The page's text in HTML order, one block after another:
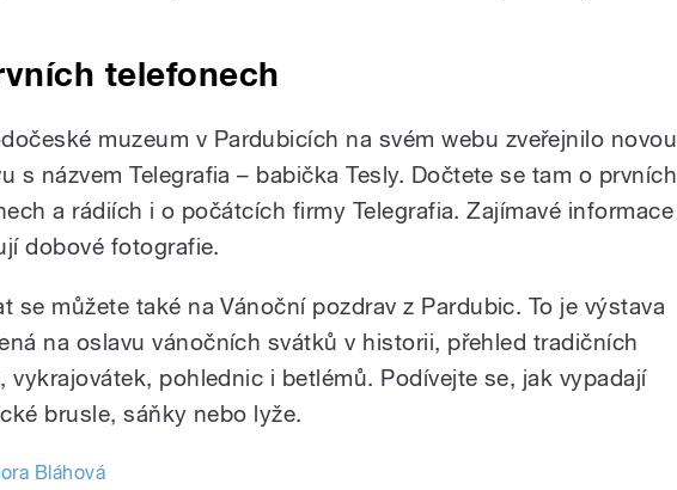
telefonech
muzeum v Pardubicích na svém webu zveřejnilo novou
s názvem Telegrafia – babička Tesly. Dočtete se tam o prvních
a rádiích i o počátcích firmy Telegrafia. Zajímavé informace
dobové fotografie.
se můžete také na Vánoční pozdrav z Pardubic. To je výstava
na oslavu vánočních svátků v historii, přehled tradičních
vykrajovátek, pohlednic i betlémů. Podívejte se, jak vypadají
brusle, sáňky nebo lyže.
Bláhová